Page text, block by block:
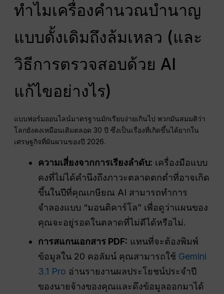
ทำไมเครื่องคำนวณบำนาญ
แบบดั้งเดิมถึงล้มเหลว (และ
วิธีการตรวจสอบด้วย AI
แก้ไขอย่างไร)
แบบฟอร์มออนไลน์มาตรฐานมักเรียบง่ายเกินไป พวกมันสมมติว่า
โลกยังคงเหมือนเดิมตลอด 30 ปี ซึ่งเป็นเรื่องที่เกิดขึ้นได้ยากใน
เศรษฐกิจที่ผันผวนของปี 2026.
ความเสี่ยงจากการเรียงลำดับ: เครื่องมือแบบ
คงที่ไม่ได้คำนึงถึงภาวะตลาดตกต่ำที่อาจเกิด
ขึ้นในปีที่คุณเกษียณ AI สามารถทำการ
จำลองแบบ “มอนติคาร์โล” เพื่อดูว่าแผนของ
คุณจะอยู่รอดในตลาดที่ไม่ดีได้หรือไม่.
การสแกนเอกสาร PDF: แทนที่จะต้องพิมพ์
ข้อมูลใน 20 คอลัมน์ คุณสามารถใช้ Gemini
3.1 Pro อ่านรายงานผลประโยชน์ประจำปี
ของนายจ้างของคุณและดึงข้อมูลออกมาได้